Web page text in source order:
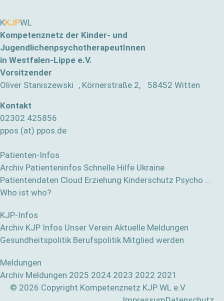
KKJPWL
Kompetenznetz der Kinder- und
JugendlichenpsychotherapeutInnen
in Westfalen-Lippe e.V.
Vorsitzender
Oliver Staniszewski , Körnerstraße 2, 58452 Witten
Kontakt
02302 425856
ppos (at) ppos.de
Patienten-Infos
Archiv Patienteninfos Schnelle Hilfe Ukraine
Patientendaten Cloud Erziehung Kinderschutz Psycho ...
Who ist who?
KJP-Infos
Archiv KJP Infos Unser Verein Aktuelle Meldungen
Gesundheitspolitik Berufspolitik Mitglied werden
Meldungen
Archiv Meldungen 2025 2024 2023 2022 2021
© 2026 Copyright Kompetenznetz KJP WL e.V